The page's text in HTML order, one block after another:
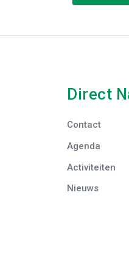
Direct
Contact
Agenda
Activiteiten
Nieuws